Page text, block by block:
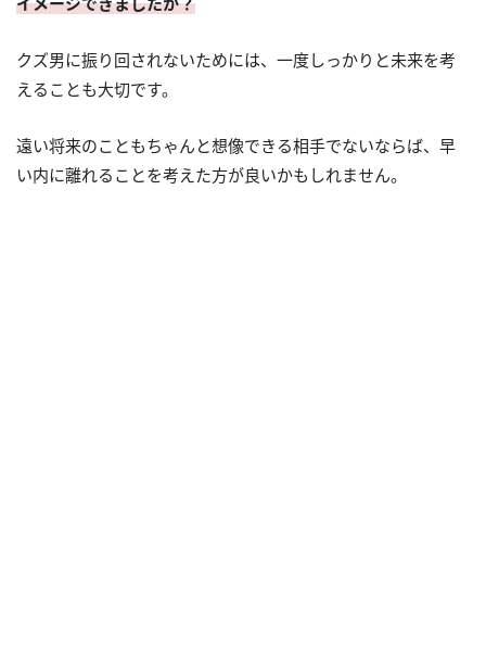
クズ男に振り回されないためには、一度しっかりと未来を考
えることも大切です。
遠い将来のこともちゃんと想像できる相手でないならば、早
い内に離れることを考えた方が良いかもしれません。